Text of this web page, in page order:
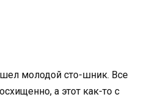
молодой сто-шник. Все
а этот как-то с